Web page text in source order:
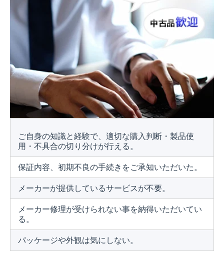
ご自身の知識と経験で、適切な購入判断・製品使
用・不具合の切り分けが行える。
保証内容、初期不良の手続きをご承知いただいた。
メーカーが提供しているサービスが不要。
メーカー修理が受けられない事を納得いただいてい
る。
パッケージや外観は気にしない。